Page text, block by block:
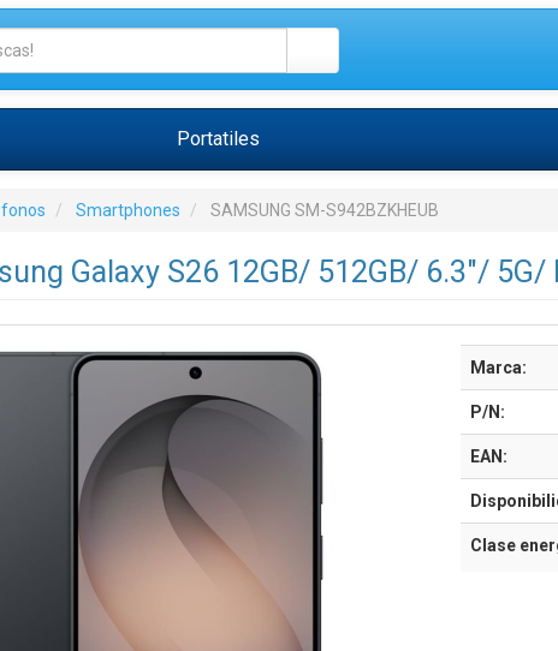
Portatiles
Smartphones SAMSUNG SM-S942BZKHEUB
Galaxy S26 12GB/ 512GB/ 6.3"/ 5G/
Marca:
P/N:
EAN:
Clase